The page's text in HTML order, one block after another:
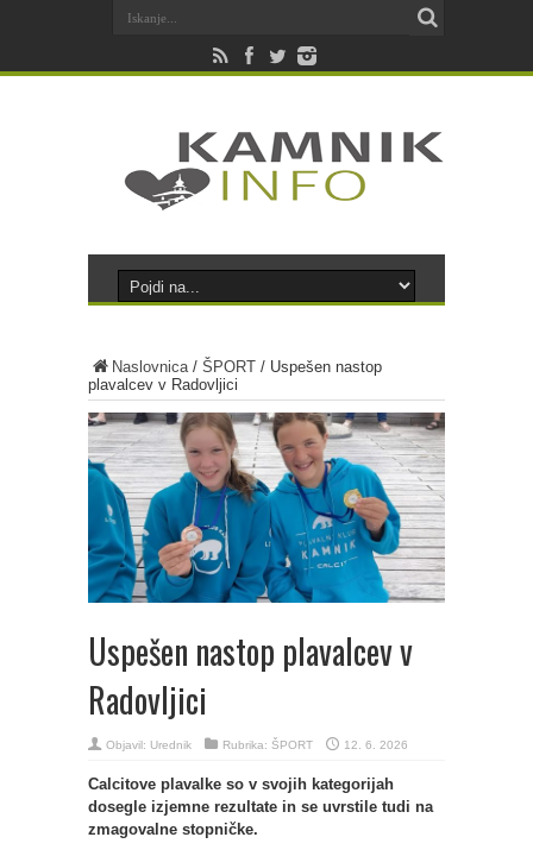
Naslovnica/ ŠPORT / Uspešen nastop
plavalcev v Radovljici
Uspešen nastop plavalcev v
Radovljici
Objavil: Urednik Rubrika: ŠPORT 12. 6. 2026
Calcitove plavalke so v svojih kategorijah
dosegle izjemne rezultate in se uvrstile tudi na
zmagovalne stopničke.